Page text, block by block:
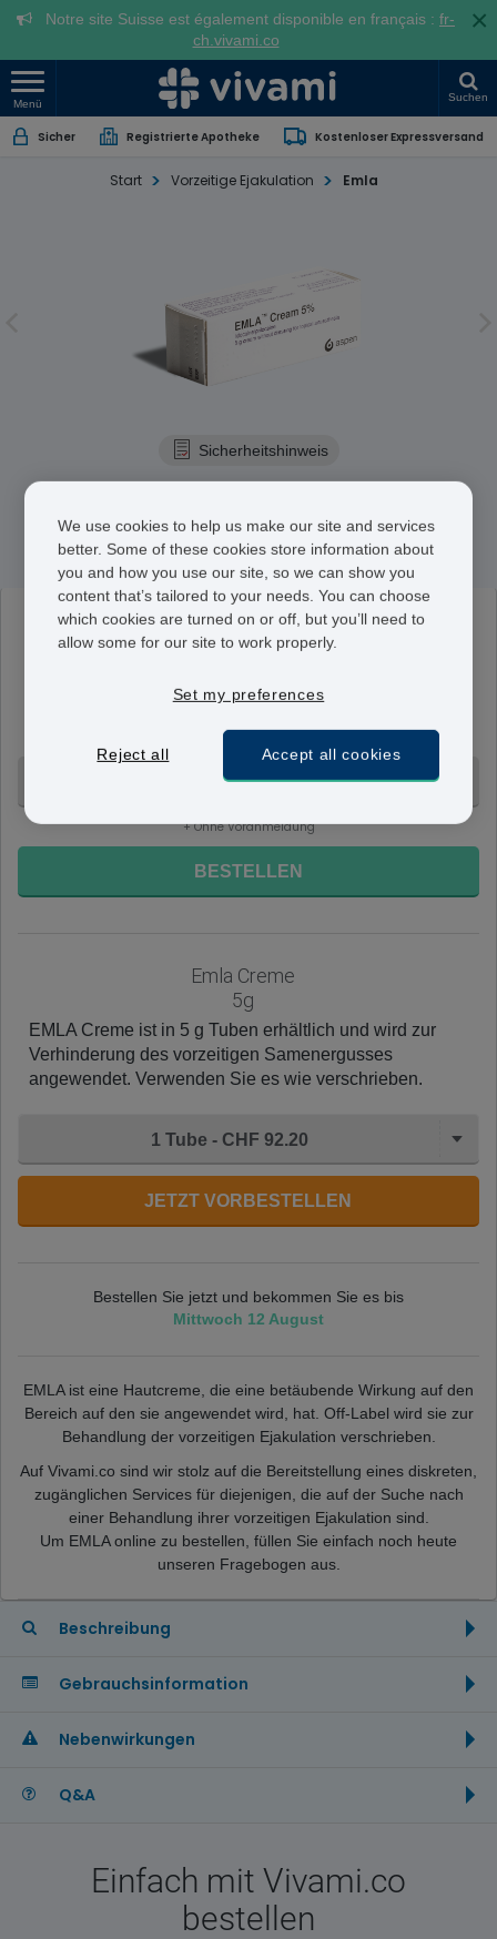
Notre site Suisse est également disponible en français : fr-
ch.vivami.co
×
Menü
Suchen
Sicher Registrierte Apotheke Kostenloser Expressversand
Start Vorzeitige Ejakulation Emla
Sicherheitshinweis
Lidocaine/Prilocaine
Emla Creme
30 g
EMLA Creme ist in 5 g Tuben erhältlich und wird zur
Verhinderung des vorzeitigen Samenergusses
angewendet. Verwenden Sie es wie verschrieben.
1 Tube - CHF 129.15
+ Ohne Voranmeldung
BESTELLEN
Emla Creme
5g
EMLA Creme ist in 5 g Tuben erhältlich und wird zur
Verhinderung des vorzeitigen Samenergusses
angewendet. Verwenden Sie es wie verschrieben.
1 Tube - CHF 92.20
JETZT VORBESTELLEN
Bestellen Sie jetzt und bekommen Sie es bis
Mittwoch 12 August
EMLA ist eine Hautcreme, die eine betäubende Wirkung auf den
Bereich auf den sie angewendet wird, hat. Off-Label wird sie zur
Behandlung der vorzeitigen Ejakulation verschrieben.
Auf Vivami.co sind wir stolz auf die Bereitstellung eines diskreten,
zugänglichen Services für diejenigen, die auf der Suche nach
einer Behandlung ihrer vorzeitigen Ejakulation sind.
Um EMLA online zu bestellen, füllen Sie einfach noch heute
unseren Fragebogen aus.
Beschreibung
Gebrauchsinformation
Nebenwirkungen
Q&A
Einfach mit Vivami.co
bestellen
We use cookies to help us make our site and services
better. Some of these cookies store information about
you and how you use our site, so we can show you
content that’s tailored to your needs. You can choose
which cookies are turned on or off, but you’ll need to
allow some for our site to work properly.
Set my preferences
Reject all Accept all cookies